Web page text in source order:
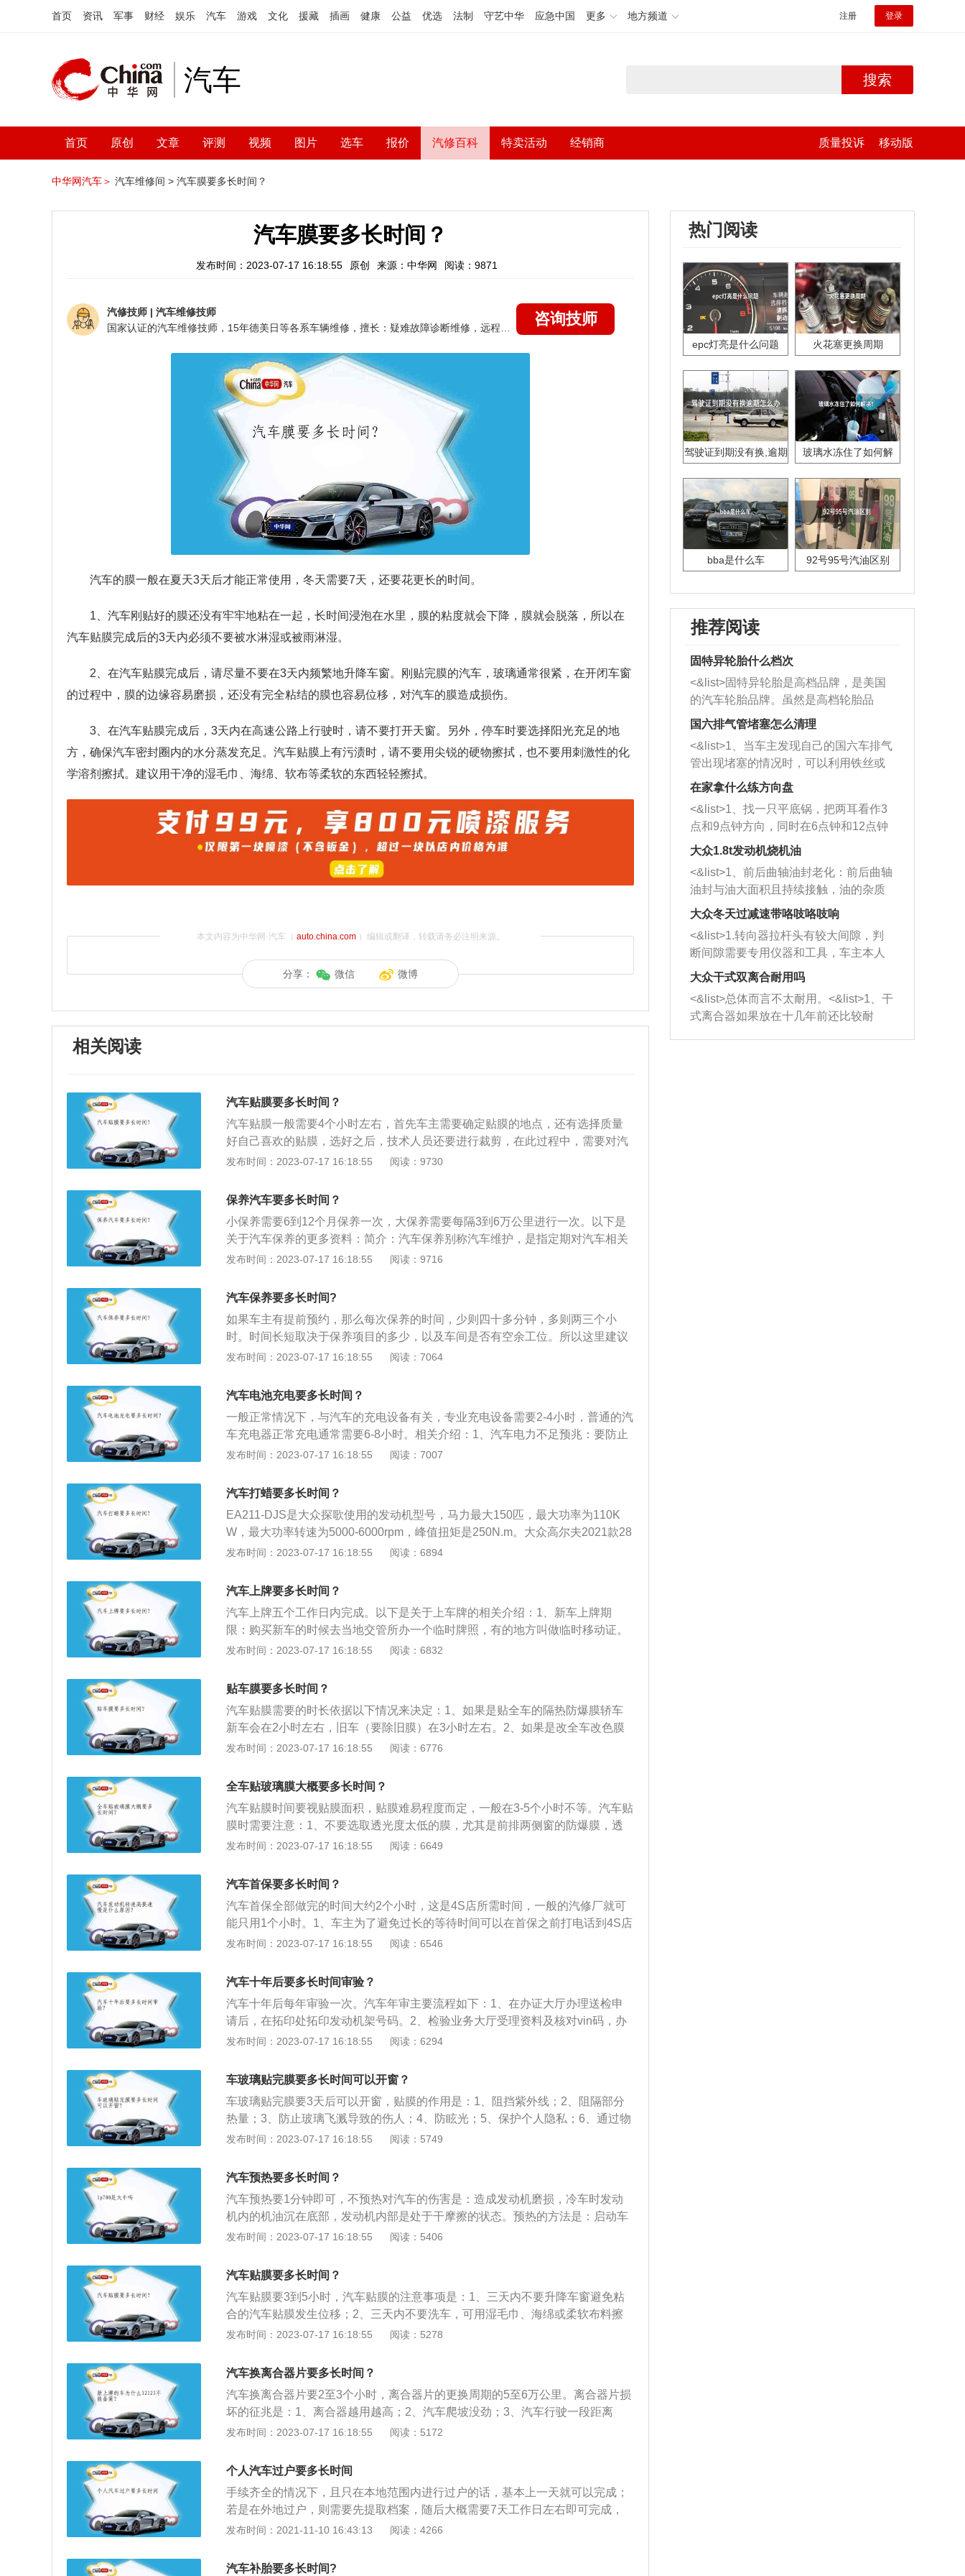
首页 资讯 军事 财经 娱乐 汽车 游戏 文化 援藏 插画 健康 公益 优选 法制 守艺中华 应急中国 更多 地方频道 注册 登录
汽车 搜索
首页 原创 文章 评测 视频 图片 选车 报价 汽修百科 特卖活动 经销商 质量投诉 移动版
中华网汽车＞ 汽车维修间 > 汽车膜要多长时间？
汽车膜要多长时间？
发布时间：2023-07-17 16:18:55 原创 来源：中华网 阅读：9871
汽修技师 | 汽车维修技师
咨询技师
汽车的膜一般在夏天3天后才能正常使用，冬天需要7天，还要花更长的时间。
1、汽车刚贴好的膜还没有牢牢地粘在一起，长时间浸泡在水里，膜的粘度就会下降，膜就会脱落，所以在
汽车贴膜完成后的3天内必须不要被水淋湿或被雨淋湿。
2、在汽车贴膜完成后，请尽量不要在3天内频繁地升降车窗。刚贴完膜的汽车，玻璃通常很紧，在开闭车窗
的过程中，膜的边缘容易磨损，还没有完全粘结的膜也容易位移，对汽车的膜造成损伤。
3、在汽车贴膜完成后，3天内在高速公路上行驶时，请不要打开天窗。另外，停车时要选择阳光充足的地
方，确保汽车密封圈内的水分蒸发充足。汽车贴膜上有污渍时，请不要用尖锐的硬物擦拭，也不要用刺激性的化
学溶剂擦拭。建议用干净的湿毛巾、海绵、软布等柔软的东西轻轻擦拭。
本文内容为中华网·汽车（ auto.china.com）编辑或翻译，转载请务必注明来源。
分享： 微信 微博
相关阅读
汽车贴膜要多长时间？
汽车贴膜一般需要4个小时左右，首先车主需要确定贴膜的地点，还有选择质量
好自己喜欢的贴膜，选好之后，技术人员还要进行裁剪，在此过程中，需要对汽
车的车窗玻璃及车身进行清理，最后才进行贴膜。贴膜注意事项：不能暴晒：汽
可以保证汽车贴膜内的水汽得到充分的蒸发，有一个比较好的使用效果，但不能
进行暴晒。汽车贴膜后的几天里尽量不要洗车：贸然洗车可能会造成车膜的脱
落，后窗储物在一周之后不能通电，通电后发热会造成贴膜的变形。
发布时间：2023-07-17 16:18:55 阅读：9730
保养汽车要多长时间？
小保养需要6到12个月保养一次，大保养需要每隔3到6万公里进行一次。以下是
关于汽车保养的更多资料：简介：汽车保养别称汽车维护，是指定期对汽车相关
部分进行检查、清洁、补给、润滑、调整或更换某些零件的预防性工作。作用：
类：常规的保养就分为车体保养、车内保养、车体翻新三个方面。
发布时间：2023-07-17 16:18:55 阅读：9716
汽车保养要多长时间?
如果车主有提前预约，那么每次保养的时间，少则四十多分钟，多则两三个小
时。时间长短取决于保养项目的多少，以及车间是否有空余工位。所以这里建议
车主，一定要提前打电话预约，否则好不容易找个空余时间给爱车做首保，结果
预约工作日，节假日是4s店最容易爆满的时候。以下是保养的其他相关信息：
1、汽车日常维护：除了定期到4s店保养以外，车主也要养成日常维护的习惯。
日常维护包括出车前、行车中、收车后的作业。2、日常保养：其实日常保养工
作很简单，总结起来就是：清洁、紧固、检查、补充。车主哪怕一周挤出一点时
间来进行日常保养，也能使车辆保持常新，同时掌握车辆各部分的技术状况，避
发布时间：2023-07-17 16:18:55 阅读：7064
汽车电池充电要多长时间？
一般正常情况下，与汽车的充电设备有关，专业充电设备需要2-4小时，普通的汽
车充电器正常充电通常需要6-8小时。相关介绍：1、汽车电力不足预兆：要防止
汽车突然没电，最好的方法是平时多留意汽车发出的求救信号。汽车电力不足的
池注意事项：汽车没电时，推车启动是最有效的应急启动方法，但这是一种不得
己的手段，不能经常使用，因为这样做对发动机和离合器有一定的损伤，自动挡
车辆尤其要避免使用此方法启动。
发布时间：2023-07-17 16:18:55 阅读：7007
汽车打蜡要多长时间？
EA211-DJS是大众探歌使用的发动机型号，马力最大150匹，最大功率为110K
W，最大功率转速为5000-6000rpm，峰值扭矩是250N.m。大众高尔夫2021款28
0TSR-Line使用的发动机型号是EA211-DJS，马力最大150匹，最大功率为110K
众在中国都有发动机总装厂。大众汽车是一家来自德国的汽车制造商。大众探歌
的发动机日常可使用以下方法进行保养:使用适当质量等级的润滑油。对汽油发动
机应根据进排气系统的附加装置和使用条件选用SD--SF级汽油机油；柴油发动机
则要根据机械负荷选用CB--CD级柴油机油，选用标准以不低于生产厂家规定要
求为准;定期更换机油及滤芯。任何质量等级的润滑油在使用过程中油质都会发生
发生，应结合使用条件定期换油，并使油量适中;机油从滤清器的细孔通过时把油
中的固体颗粒和粘稠物积存在滤清器中。如滤清器堵塞，机油不能通过滤芯时，
会胀破滤芯或打开安全阀，从旁通阀通过，仍把脏物带回润滑部位，促使发动机
未燃烧气体、酸、水分、硫和氮的氧化物经过活塞环与缸壁之间的间隙进入曲轴
大时从油中析出，堵塞滤清器和油孔，造成发动机润滑困难，引起磨损；定期使
用水箱清洗剂清洗水箱。除去其中的锈迹和水垢，不但能保证发动机正常工作，
而且延长水箱和发动机的整体寿命。
发布时间：2023-07-17 16:18:55 阅读：6894
汽车上牌要多长时间？
汽车上牌五个工作日内完成。以下是关于上车牌的相关介绍：1、新车上牌期
限：购买新车的时候去当地交管所办一个临时牌照，有的地方叫做临时移动证。
一般有3天和15天，也可以申请2个月超长时间。在临时牌照有效期内，其他手续
微型载客汽车已纳入免检范围，但国产轿车免检车型相对较少。新政实施后，所
有的国产轿车都可以免检，新车免检范围为轿车和备注了“新车免检”字样的小
型、微型载客汽车及两轮摩托车。
发布时间：2023-07-17 16:18:55 阅读：6832
贴车膜要多长时间？
汽车贴膜需要的时长依据以下情况来决定：1、如果是贴全车的隔热防爆膜轿车
新车会在2小时左右，旧车（要除旧膜）在3小时左右。2、如果是改全车改色膜
或是全车贴隐形车衣轿车会在1天左右，SUV/MPV车型会在1天半左右。汽车贴
伤人、防眩光等情况发生，同时根据太阳膜的单向透视性能，保护个人隐私。
2、减少车内物品以及人员因紫外线照射造成的损伤，通过物理反光，降低车内
温度，减少汽车空调的使用，从而降低油耗，节省一部分开支。
发布时间：2023-07-17 16:18:55 阅读：6776
全车贴玻璃膜大概要多长时间？
汽车贴膜时间要视贴膜面积，贴膜难易程度而定，一般在3-5个小时不等。汽车贴
膜时需要注意：1、不要选取透光度太低的膜，尤其是前排两侧窗的防爆膜，透
光度在85%以上的较为适宜，不会影响到后视镜的视线，在雨夜行车、倒车、调
清洗汽车，以免防爆膜水分未干造成脱落。在阴雨天气时，一般要保证四天至一
星期内不要升降车窗或洗车。3、注意防爆膜和车身颜色的和谐搭配，一般情况
下绿色、天蓝色、灰色、棕色、自然色可以搭配所有颜色。
发布时间：2023-07-17 16:18:55 阅读：6649
汽车首保要多长时间？
汽车首保全部做完的时间大约2个小时，这是4S店所需时间，一般的汽修厂就可
能只用1个小时。1、车主为了避免过长的等待时间可以在首保之前打电话到4S店
预约一个首保时间，如果不知道4S店的售后电话，也可以联系当时买车的销售顾
是5000公里/6个月（少数车除外），很多品牌4S店为了缩短客户的保养周期，都
改为提醒客户3000公里/3个月就要做保养，两个数值是以哪个先到为准。超过了
厂家规定的首保公里数或者时间才去4s店首保，那就是脱保，会影响车主的三包
权利。3、存在脱保行为的车辆，以后发生故障，在保质期内4S店也不保修，更
不会免费更换零部件。所以，一定要按时去4S店做保养，特别是在保质期内。
发布时间：2023-07-17 16:18:55 阅读：6546
汽车十年后要多长时间审验？
汽车十年后每年审验一次。汽车年审主要流程如下：1、在办证大厅办理送检申
请后，在拓印处拓印发动机架号码。2、检验业务大厅受理资料及核对vin码，办
理车辆检测交接手续。3、按车型缴纳费用后，将车辆行驶至停车区域，先外观
进行废气测量检验。5、进入自动检测系统，依次通过速度台、侧滑台、制动
台、灯光仪的检测后，将车交还车主。6、车主从检验员手中索取检测报告和检
验申请表，若检测项目全部通过，就可以去办证大厅支付检测规费，在签证窗口
领取行驶证和合格证标签；如果不合格的项目，车主自行修理调整后则参加复检
直到合格才能去办理签证手续。
发布时间：2023-07-17 16:18:55 阅读：6294
车玻璃贴完膜要多长时间可以开窗？
车玻璃贴完膜要3天后可以开窗，贴膜的作用是：1、阻挡紫外线；2、阻隔部分
热量；3、防止玻璃飞溅导致的伤人；4、防眩光；5、保护个人隐私；6、通过物
理反光，降低车内温度，减少汽车空调的使用。贴膜的注意事项是：1、不要升
避免用尖锐、粗硬的利器擦刮；4、避免使用腐蚀性强的化学溶剂擦拭汽车贴膜
膜面。
发布时间：2023-07-17 16:18:55 阅读：5749
汽车预热要多长时间？
汽车预热要1分钟即可，不预热对汽车的伤害是：造成发动机磨损，冷车时发动
机内的机油沉在底部，发动机内部是处于干摩擦的状态。预热的方法是：启动车
辆后原地怠速状态下运行1到2分钟，让发动机水温达到正常温度，即可驾驶。预
部是处于缺乏润滑的状态，热车起到润滑作用；2、引擎未达工作温度，其供油
系统因温度尚低，均无法有效地将汽油完全气化，热车可以有效提高工作效率；
3、使变速箱齿轮油带起润滑变速箱上半部。
发布时间：2023-07-17 16:18:55 阅读：5406
汽车贴膜要多长时间？
汽车贴膜要3到5小时，汽车贴膜的注意事项是：1、三天内不要升降车窗避免粘
合的汽车贴膜发生位移；2、三天内不要洗车，可用湿毛巾、海绵或柔软布料擦
拭膜面；3、三天内有天窗的车辆不要开天窗。汽车贴膜的作用是：1、阻隔热量
车贴膜的种类是：1、涂布膜；2、复合工艺膜；3、染色膜；4、真空热蒸发膜；
5、金属磁控溅射膜。
发布时间：2023-07-17 16:18:55 阅读：5278
汽车换离合器片要多长时间？
汽车换离合器片要2至3个小时，离合器片的更换周期的5至6万公里。离合器片损
坏的征兆是：1、离合器越用越高；2、汽车爬坡没劲；3、汽车行驶一段距离
后，可以闻到一股被烧焦的味道；4、挂一挡起步，离合不平，车有前后闯动
车平稳起步：在起步时利用离合器暂时将发动机和变速箱分离，然后离合器逐渐
接合；2、防止传动系过载；3、便于换挡汽车行驶过程中，经常换用不同的变速
箱挡位，以适应不断变化的行驶条件。
发布时间：2023-07-17 16:18:55 阅读：5172
个人汽车过户要多长时间
手续齐全的情况下，且只在本地范围内进行过户的话，基本上一天就可以完成；
若是在外地过户，则需要先提取档案，随后大概需要7天工作日左右即可完成，
但具体的时间还是需要看当地的车管所规定和不同单位的工作效率。车辆进行过
需要进行过户车辆的登记证明；2、凭过户手续开具进行办理开二手车销售统一
发布时间：2021-11-10 16:43:13 阅读：4266
汽车补胎要多长时间?
热门阅读
epc灯亮是什么问题 火花塞更换周期
驾驶证到期没有换,逾期
玻璃水冻住了如何解
bba是什么车 92号95号汽油区别
推荐阅读
固特异轮胎什么档次
<&list>固特异轮胎是高档品牌，是美国
的汽车轮胎品牌。虽然是高档轮胎品
牌，但是中高低端的轮胎都有生产，这
也是为了更好的开拓市场。
国六排气管堵塞怎么清理
<&list>1、当车主发现自己的国六车排气
管出现堵塞的情况时，可以利用铁丝或
者是细棍，直接将杂物给取出来，如果
堵塞情况比较严重，也可以采取应急措
施。 <&list>2、直接利用木棍将所有的
杂物推到排气管里面的位置处，然后将
三元催化器拆解开，就可以将堵塞的东
西取出来。但如果是因为积碳过多引起
的堵塞，就需要将三元催化器泡在草酸
洗剂对堵塞的情况得到解决，将清洗剂
放在燃油箱中，与燃油混合后，车辆启
动时，就可以和汽油一起进入到燃烧
室，最后形成废气排出，就可以让三元
催化器得到清洗，排气管堵塞的情况就
能够得到解决。
在家拿什么练方向盘
<&list>1、找一只平底锅，把两耳看作3
点和9点钟方向，同时在6点钟和12点钟
方向做一个标记。 <&list>2、双手握住
一圈半的练习，往右同样也要打相同的
圈数。 <&list>3、最后强调要反复练
习，这样就可以形成肌肉记忆，在真实
驾驶车辆时，不需要记忆也能打好方
向。
大众1.8t发动机烧机油
<&list>1、前后曲轴油封老化：前后曲轴
油封与油大面积且持续接触，油的杂质
和发动机内持续温度变化使其密封效果
逐渐减弱，导致渗油或漏油。<&list>2、
活塞间隙过大：积碳会使活塞环与缸体
的间隙扩大，导致机油流入燃烧室中，
造成烧机油。<&list>3、机油粘度。使用
机油粘度过小的话，同样会有烧机油现
象，机油粘度过小具有很好的流动性，
大众冬天过减速带咯吱咯吱响
<&list>1.转向器拉杆头有较大间隙，判
断间隙需要专用仪器和工具，车主本人
无法制作，需要将车辆送到修理厂或4s
店；<&list>2.车辆半轴套管防尘罩破
裂，破裂后会出现漏油现象，使半轴磨
损严重，磨损的半轴容易损坏，产生异
响；<&list>3.稳定器的转向胶套和球头
大众干式双离合耐用吗
<&list>总体而言不太耐用。<&list>1、干
式离合器如果放在十几年前还比较耐